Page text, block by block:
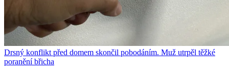
Drsný konflikt před domem skončil pobodáním. Muž utrpěl těžké
poranění břicha